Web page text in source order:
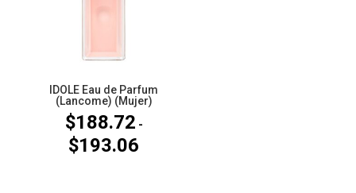
IDOLE Eau de Parfum
(Lancome) (Mujer)
$188.72 -
$193.06